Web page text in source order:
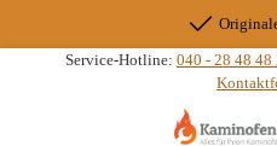
Service-Hotline: 040 - 28 48 48